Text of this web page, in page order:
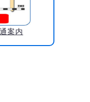
案内